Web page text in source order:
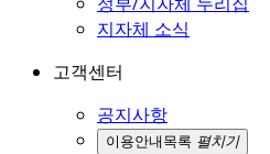
지자체 소식
고객센터
공지사항
이용안내 목록 펼치기